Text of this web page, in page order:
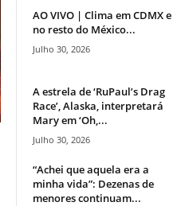
AO VIVO | Clima em CDMX e
no resto do México...
Julho 30, 2026
A estrela de ‘RuPaul’s Drag
Race’, Alaska, interpretará
Mary em ‘Oh,...
Julho 30, 2026
“Achei que aquela era a
minha vida”: Dezenas de
menores continuam...